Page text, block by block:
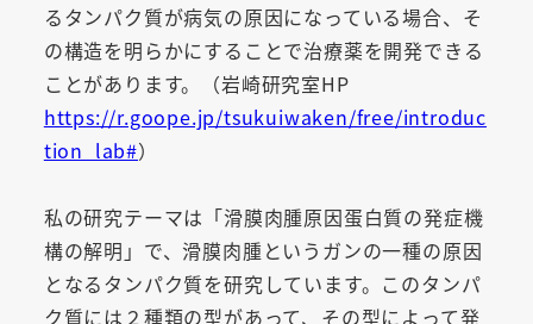
るタンパク質が病気の原因になっている場合、そ
の構造を明らかにすることで治療薬を開発できる
ことがあります。（岩崎研究室HP
https://r.goope.jp/tsukuiwaken/free/introduc
tion_lab#）
私の研究テーマは「滑膜肉腫原因蛋白質の発症機
構の解明」で、滑膜肉腫というガンの一種の原因
となるタンパク質を研究しています。このタンパ
ク質には２種類の型があって、その型によって発